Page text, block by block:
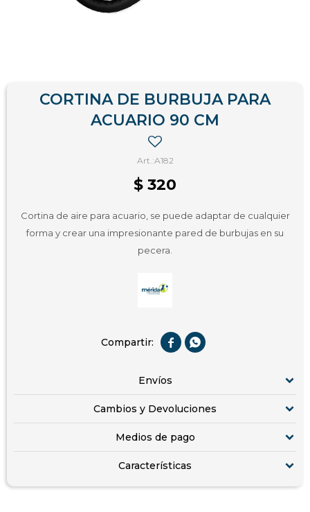
CORTINA DE BURBUJA PARA
ACUARIO 90 CM
A182
$ 320
Cortina de aire para acuario, se puede adaptar de cualquier
forma y crear una impresionante pared de burbujas en su
pecera.
 
Envíos
Cambios y Devoluciones
Medios de pago
Características